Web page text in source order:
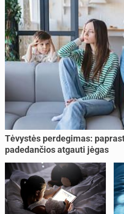
Tėvystės perdegimas:
padedančios atgauti jėgas